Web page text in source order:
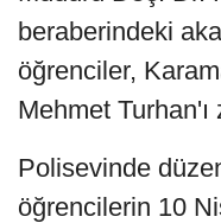
beraberindeki
öğrenciler,
Mehmet Turhan'ı
Polisevinde
öğrencilerin 10